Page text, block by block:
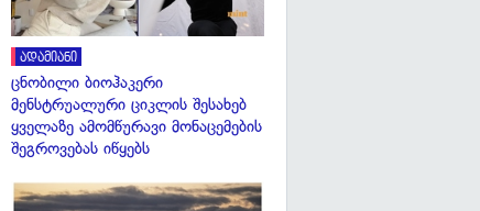
ადამიანი
ცნობილი ბიოჰაკერი
მენსტრუალური ციკლის შესახებ
ყველაზე ამომწურავი მონაცემების
შეგროვებას იწყებს